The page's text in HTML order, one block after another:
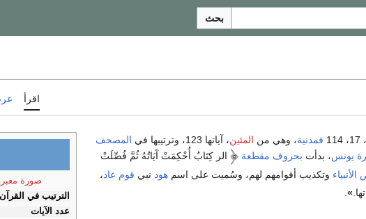
بحث
اقرأ
صورة
الترتيب في القرآن
عدد الآيات
فمدنية، وهي من المئين، آياتها 123، وترتيبها في
المصحف
يونس، بدأت بحروف مقطعة
الر كِتَابٌ أُحْكِمَتْ آَيَاتُهُ ثُمَّ فُصِّلَتْ
وتكذيب أقوامهم لهم، وسُميت على اسم هود نبي قوم عاد،
»